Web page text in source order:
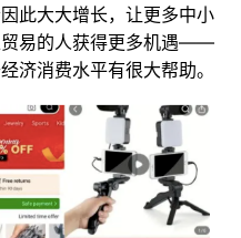
此大大增长，让更多中小
贸易的人获得更多机遇——
济消费水平有很大帮助。